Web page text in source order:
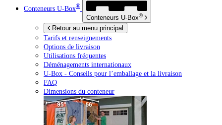
Conteneurs U-Box®
Conteneurs U-Box®
Retour au menu principal
Tarifs et renseignements
Options de livraison
Utilisations fréquentes
Déménagements internationaux
U-Box - Conseils pour l’emballage et la livraison
FAQ
Dimensions du conteneur